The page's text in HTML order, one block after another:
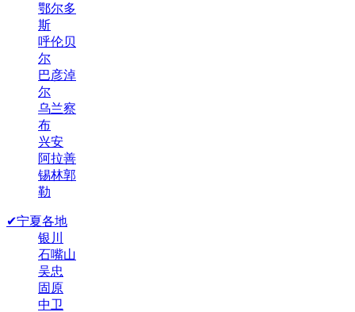
鄂尔多
斯
呼伦贝
尔
巴彦淖
尔
乌兰察
布
兴安
阿拉善
锡林郭
勒
✔宁夏各地
银川
石嘴山
吴忠
固原
中卫